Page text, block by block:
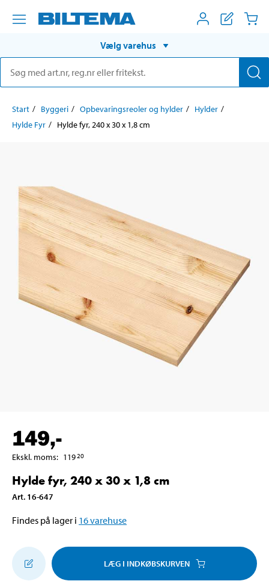
Vælg varehus
Start Byggeri Opbevaringsreoler og hylder
Hylder
Hylde Fyr
Hylde fyr, 240 x 30 x 1,8 cm
149,-
Ekskl. moms: 11920
Hylde fyr, 240 x 30 x 1,8 cm
Art. 16-647
Findes på lager i 16varehuse
LÆG I INDKØBSKURVEN